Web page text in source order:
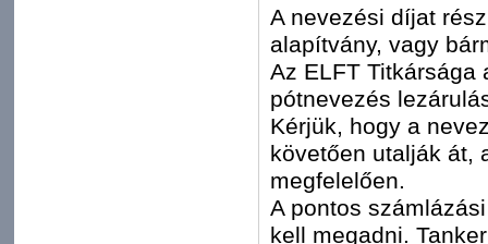
A nevezési díjat
alapítvány, vagy
Az ELFT Titkársága
pótnevezés
Kérjük, hogy a
követően utalják át,
megfelelően.
A pontos
kell megadni.